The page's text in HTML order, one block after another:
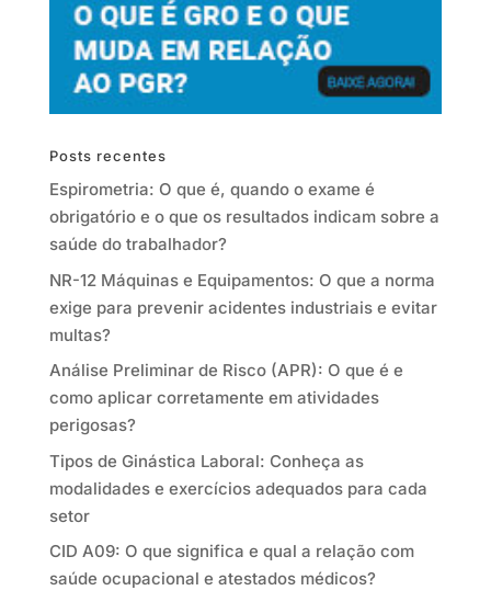
Posts recentes
Espirometria: O que é, quando o exame é
obrigatório e o que os resultados indicam sobre a
saúde do trabalhador?
NR-12 Máquinas e Equipamentos: O que a norma
exige para prevenir acidentes industriais e evitar
multas?
Análise Preliminar de Risco (APR): O que é e
como aplicar corretamente em atividades
perigosas?
Tipos de Ginástica Laboral: Conheça as
modalidades e exercícios adequados para cada
setor
CID A09: O que significa e qual a relação com
saúde ocupacional e atestados médicos?